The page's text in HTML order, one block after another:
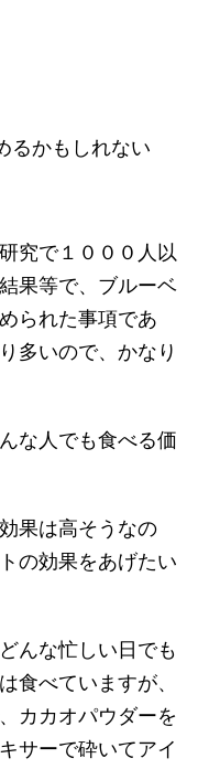
るかもしれない
究で１０００人以
果等で、ブルーベ
られた事項であ
多いので、かなり
な人でも食べる価
果は高そうなの
の効果をあげたい
んな忙しい日でも
食べていますが、
カカオパウダーを
サーで砕いてアイ